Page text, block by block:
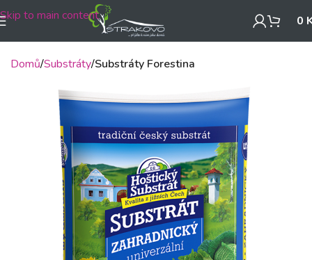
Skip to main content 0
Domů Substráty Substráty Forestina